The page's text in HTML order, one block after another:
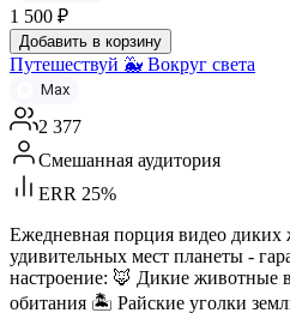
1 500 ₽
Добавить в корзину
Путешествуй 🐳 Вокруг света
Max
2 377
Смешанная аудитория
ERR 25%
Ежедневная порция видео
удивительных мест планеты -
настроение: 🦊 Дикие животные
обитания 🏝 Райские уголки